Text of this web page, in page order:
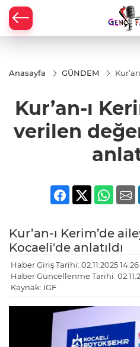
Anasayfa GÜNDEM
verilen
değer
Kur’an-ı
verilen
Kur’an-ı Kerim’de
Kocaeli'de anlatıldı
Haber Giriş Tarihi: 02.11.2025 14:26
Haber Güncellenme Tarihi:
Kaynak: IGF